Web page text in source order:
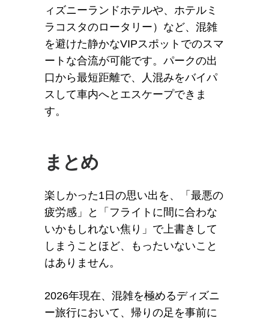
ィズニーランドホテルや、ホテルミ
ラコスタのロータリー）など、混雑
を避けた静かなVIPスポットでのスマ
ートな合流が可能です。パークの出
口から最短距離で、人混みをバイパ
スして車内へとエスケープできま
す。
まとめ
楽しかった1日の思い出を、「最悪の
疲労感」と「フライトに間に合わな
いかもしれない焦り」で上書きして
しまうことほど、もったいないこと
はありません。
2026年現在、混雑を極めるディズニ
ー旅行において、帰りの足を事前に